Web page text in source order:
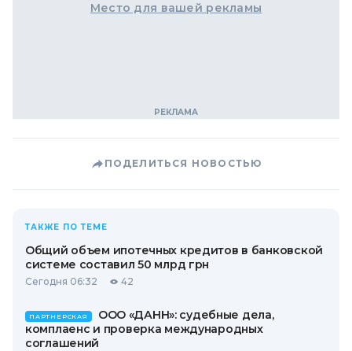
Место для вашей рекламы
ПОДЕЛИТЬСЯ НОВОСТЬЮ
ТАКЖЕ ПО ТЕМЕ
Общий объем ипотечных кредитов в банковской
системе составил 50 млрд грн
Сегодня 06:32 42
ПАРТНЕРСКАЯ
ООО «ДАНН»: судебные дела,
комплаенс и проверка международных
соглашений